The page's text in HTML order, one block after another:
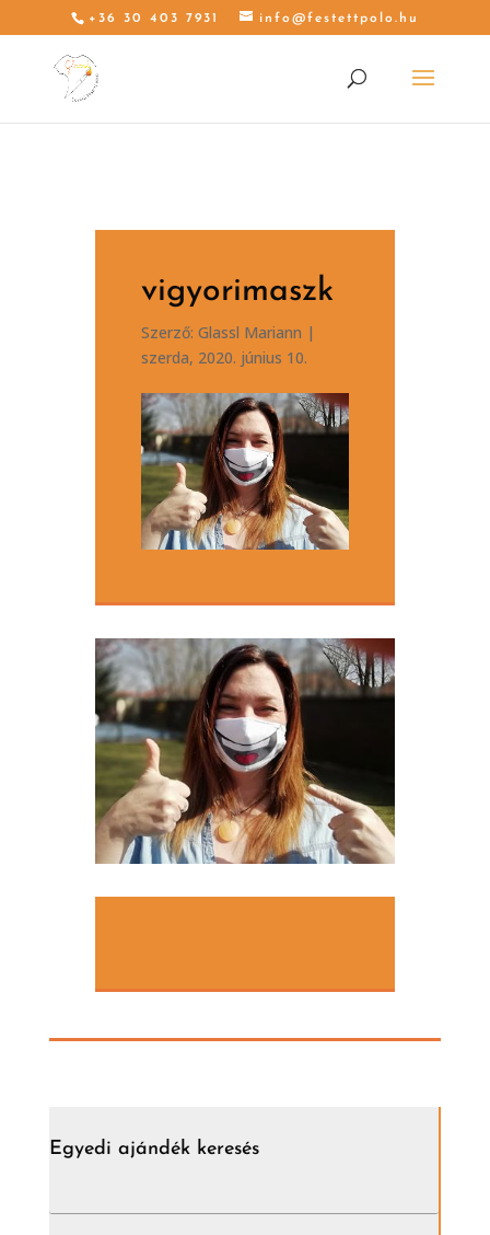
+36 30 403 7931 info@festettpolo.hu
vigyorimaszk
Szerző: Glassl Mariann |
szerda, 2020. június 10.
Egyedi ajándék keresés